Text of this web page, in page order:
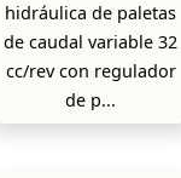
hidráulica de paletas
de caudal variable 32
cc/rev con regulador
de p...